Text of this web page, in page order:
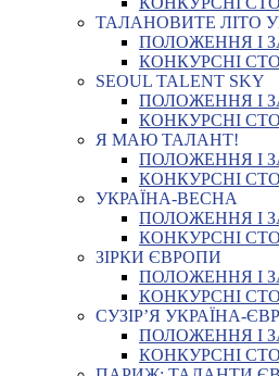
ТАЛАНОВИТЕ ЛІТО
ПОЛОЖЕННЯ І
КОНКУРСНІ
SEOUL TALENT SKY
ПОЛОЖЕННЯ І
КОНКУРСНІ
Я МАЮ ТАЛАНТ!
ПОЛОЖЕННЯ І
КОНКУРСНІ
УКРАЇНА-ВЕСНА
ПОЛОЖЕННЯ І
КОНКУРСНІ
ЗІРКИ ЄВРОПИ
ПОЛОЖЕННЯ І
КОНКУРСНІ
СУЗІР’Я УКРАЇНА-
ПОЛОЖЕННЯ І
КОНКУРСНІ